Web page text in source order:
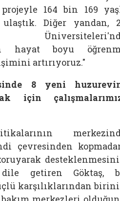
164 bin 169
ulaştık. Diğer yandan,
hayat boyu
artırıyoruz."
8 yeni
için
çevresinden
dile getiren Göktaş,
karşılıklarından